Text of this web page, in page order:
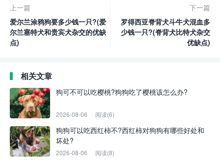
上一篇
爱尔兰涂鸦狗要多少钱一只?(爱
尔兰塞特犬和贵宾犬杂交的优缺
点)
下一篇
罗得西亚脊背犬斗牛犬混血多
少钱一只?(脊背犬比特犬杂交
优缺点)
相关文章
狗可不可以吃樱桃?狗狗吃了樱桃该怎么办?
2026-08-06 阅读(6)
狗狗可以吃西红柿不?西红柿对狗狗有哪些好处和
坏处?
2026-08-06 阅读(8)